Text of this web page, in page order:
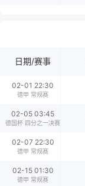
日期/赛事
02-01 22:30
德甲 常规赛
02-05 03:45
德国杯 四分之一决赛
02-07 22:30
德甲 常规赛
02-15 01:30
德甲 常规赛